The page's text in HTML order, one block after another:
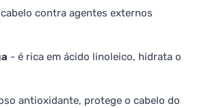
contra agentes externos
- é rica em ácido linoleico, hidrata o
antioxidante, protege o cabelo do